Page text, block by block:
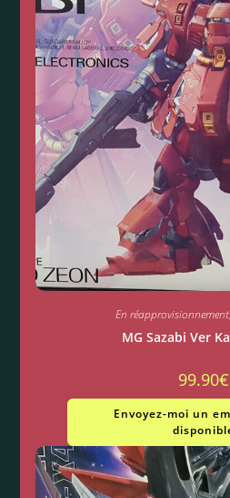
En réapprovisionnement,
MG Sazabi Ver
99.90€
Envoyez-moi un